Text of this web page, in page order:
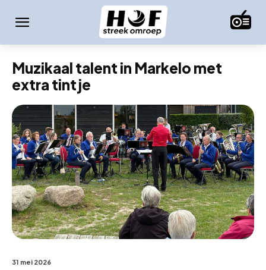
Muzikaal talent in Markelo met
extra tintje
31 mei 2026